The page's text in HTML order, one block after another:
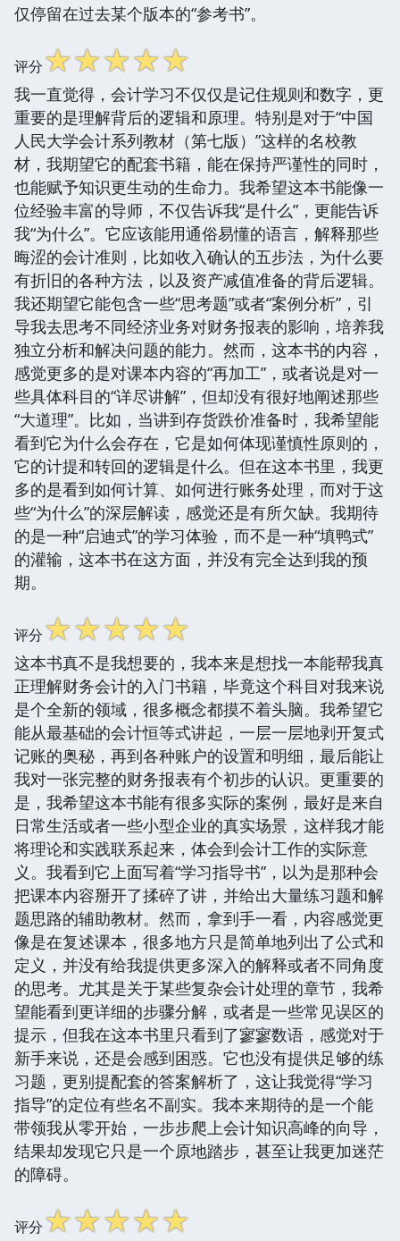
仅停留在过去某个版本的“参考书”。
评分☆☆☆☆☆
我一直觉得，会计学习不仅仅是记住规则和数字，更
重要的是理解背后的逻辑和原理。特别是对于“中国
人民大学会计系列教材（第七版）”这样的名校教
材，我期望它的配套书籍，能在保持严谨性的同时，
也能赋予知识更生动的生命力。我希望这本书能像一
位经验丰富的导师，不仅告诉我“是什么”，更能告诉
我“为什么”。它应该能用通俗易懂的语言，解释那些
晦涩的会计准则，比如收入确认的五步法，为什么要
有折旧的各种方法，以及资产减值准备的背后逻辑。
我还期望它能包含一些“思考题”或者“案例分析”，引
导我去思考不同经济业务对财务报表的影响，培养我
独立分析和解决问题的能力。然而，这本书的内容，
感觉更多的是对课本内容的“再加工”，或者说是对一
些具体科目的“详尽讲解”，但却没有很好地阐述那些
“大道理”。比如，当讲到存货跌价准备时，我希望能
看到它为什么会存在，它是如何体现谨慎性原则的，
它的计提和转回的逻辑是什么。但在这本书里，我更
多的是看到如何计算、如何进行账务处理，而对于这
些“为什么”的深层解读，感觉还是有所欠缺。我期待
的是一种“启迪式”的学习体验，而不是一种“填鸭式”
的灌输，这本书在这方面，并没有完全达到我的预
期。
评分☆☆☆☆☆
这本书真不是我想要的，我本来是想找一本能帮我真
正理解财务会计的入门书籍，毕竟这个科目对我来说
是个全新的领域，很多概念都摸不着头脑。我希望它
能从最基础的会计恒等式讲起，一层一层地剥开复式
记账的奥秘，再到各种账户的设置和明细，最后能让
我对一张完整的财务报表有个初步的认识。更重要的
是，我希望这本书能有很多实际的案例，最好是来自
日常生活或者一些小型企业的真实场景，这样我才能
将理论和实践联系起来，体会到会计工作的实际意
义。我看到它上面写着“学习指导书”，以为是那种会
把课本内容掰开了揉碎了讲，并给出大量练习题和解
题思路的辅助教材。然而，拿到手一看，内容感觉更
像是在复述课本，很多地方只是简单地列出了公式和
定义，并没有给我提供更多深入的解释或者不同角度
的思考。尤其是关于某些复杂会计处理的章节，我希
望能看到更详细的步骤分解，或者是一些常见误区的
提示，但我在这本书里只看到了寥寥数语，感觉对于
新手来说，还是会感到困惑。它也没有提供足够的练
习题，更别提配套的答案解析了，这让我觉得“学习
指导”的定位有些名不副实。我本来期待的是一个能
带领我从零开始，一步步爬上会计知识高峰的向导，
结果却发现它只是一个原地踏步，甚至让我更加迷茫
的障碍。
评分☆☆☆☆☆